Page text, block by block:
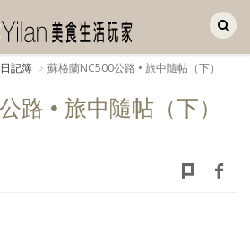
日記簿 蘇格蘭NC500公路 • 旅中隨帖（下）
路 • 旅中隨帖（下）